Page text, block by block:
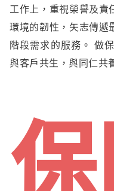
工作上，重視榮譽及責
環境的韌性，矢志傳遞
階段需求的服務。 做
與客戶共生，與同仁共